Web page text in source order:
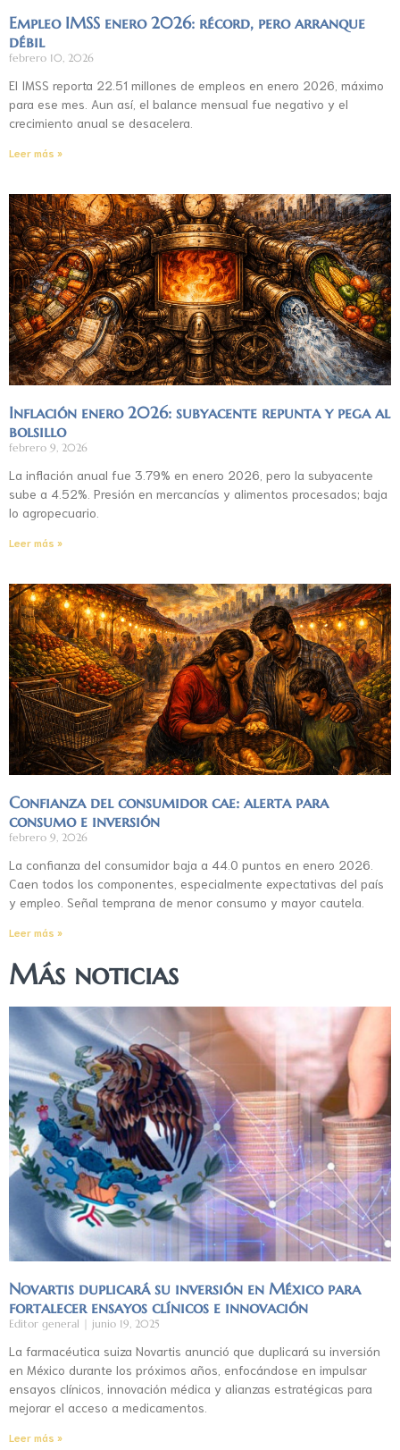
Empleo IMSS enero 2026: récord, pero arranque
débil
febrero 10, 2026
El IMSS reporta 22.51 millones de empleos en enero 2026, máximo
para ese mes. Aun así, el balance mensual fue negativo y el
crecimiento anual se desacelera.
Leer más »
Inflación enero 2026: subyacente repunta y pega al
bolsillo
febrero 9, 2026
La inflación anual fue 3.79% en enero 2026, pero la subyacente
sube a 4.52%. Presión en mercancías y alimentos procesados; baja
lo agropecuario.
Leer más »
Confianza del consumidor cae: alerta para
consumo e inversión
febrero 9, 2026
La confianza del consumidor baja a 44.0 puntos en enero 2026.
Caen todos los componentes, especialmente expectativas del país
y empleo. Señal temprana de menor consumo y mayor cautela.
Leer más »
Más noticias
Novartis duplicará su inversión en México para
fortalecer ensayos clínicos e innovación
Editor general junio 19, 2025
La farmacéutica suiza Novartis anunció que duplicará su inversión
en México durante los próximos años, enfocándose en impulsar
ensayos clínicos, innovación médica y alianzas estratégicas para
mejorar el acceso a medicamentos.
Leer más »